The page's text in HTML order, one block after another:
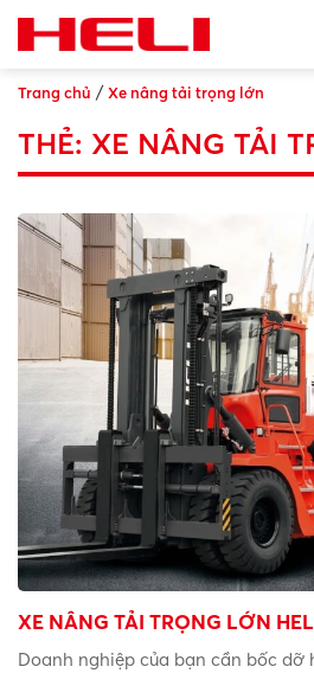
Trang chủ /Xe nâng tải trọng lớn
THẺ: XE NÂNG TẢI
XE NÂNG TẢI TRỌNG LỚN
Doanh nghiệp của bạn cần bốc dỡ